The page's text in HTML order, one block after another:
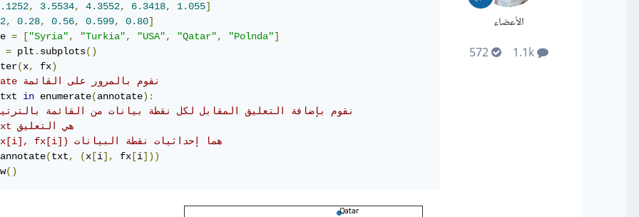
الأعضاء
1.1k
572
, 3.5534, 4.3552, 6.3418, 1.055]
, 0.28, 0.56, 0.599, 0.80]
= ["Syria", "Turkia", "USA", "Qatar", "Polnda"]
= plt . subplots()
(x, fx)
# annotate نقوم بالمرور على القائمة
txt in enumerate(annotate):
# نقوم بإضافة التعليق المقابل لكل نقطة بيانات من القائمة
# txt هي التعليق
# (x[i], fx[i]) هما إحداثيات نقطة البيانات
annotate(txt, (x [i], fx [i]))
()